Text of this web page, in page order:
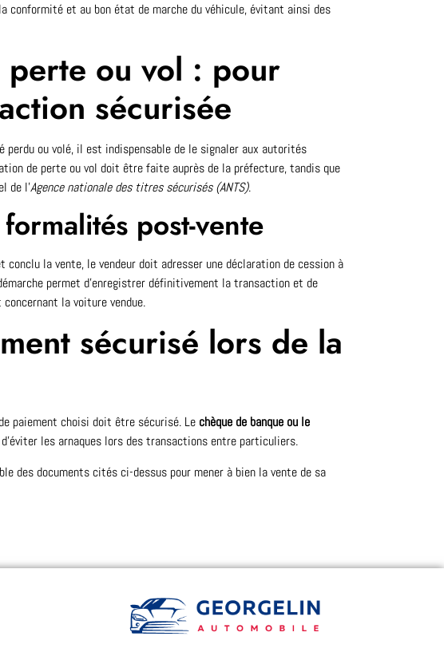
conformité et au bon état de marche du véhicule, évitant ainsi des
ou vol : pour
sécurisée
ou volé, il est indispensable de le signaler aux autorités
de perte ou vol doit être faite auprès de la préfecture, tandis que
de l’Agence nationale des titres sécurisés (ANTS).
post-vente
la vente, le vendeur doit adresser une déclaration de cession à
permet d’enregistrer définitivement la transaction et de
la voiture vendue.
sécurisé lors de la
paiement choisi doit être sécurisé. Le chèque de banque ou le
les arnaques lors des transactions entre particuliers.
des documents cités ci-dessus pour mener à bien la vente de sa